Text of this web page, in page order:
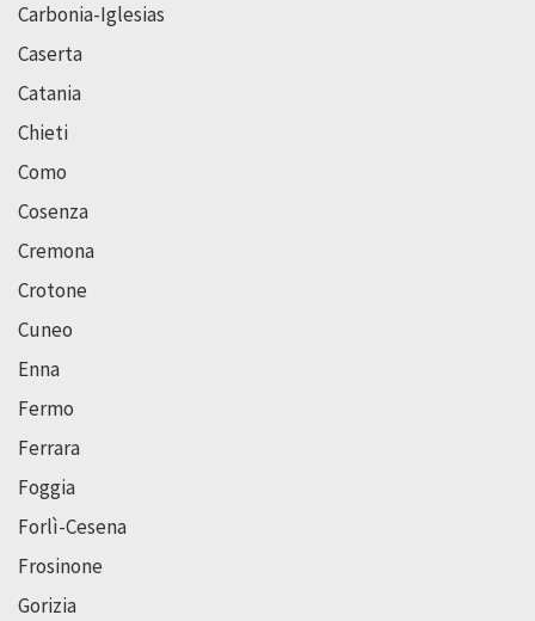
Carbonia-Iglesias
Caserta
Catania
Chieti
Como
Cosenza
Cremona
Crotone
Cuneo
Enna
Fermo
Ferrara
Foggia
Forlì-Cesena
Frosinone
Gorizia